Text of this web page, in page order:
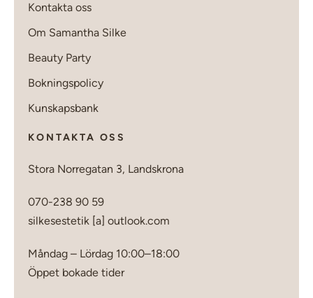
Kontakta oss
Om Samantha Silke
Beauty Party
Bokningspolicy
Kunskapsbank
KONTAKTA OSS
Stora Norregatan 3, Landskrona
070-238 90 59
silkesestetik [a] outlook.com
Måndag – Lördag 10:00–18:00
Öppet bokade tider